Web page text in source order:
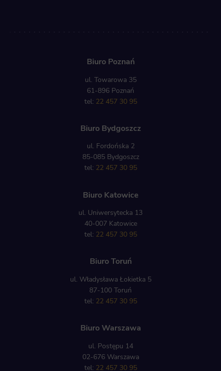
Biuro Poznań
ul. Towarowa 35
61-896 Poznań
tel: 22 457 30 95
Biuro Bydgoszcz
ul. Fordońska 2
85-085 Bydgoszcz
tel: 22 457 30 95
Biuro Katowice
ul. Uniwersytecka 13
40-007 Katowice
tel: 22 457 30 95
Biuro Toruń
ul. Władysława Łokietka 5
87-100 Toruń
tel: 22 457 30 95
Biuro Warszawa
ul. Postępu 14
02-676 Warszawa
tel: 22 457 30 95